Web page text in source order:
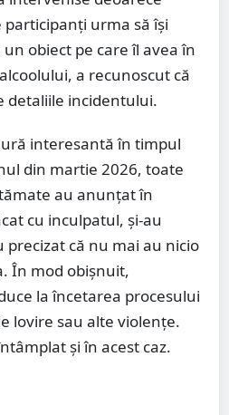
urma să își
obiect pe care îl avea în
a recunoscut că
detaliile incidentului.
interesantă în timpul
din martie 2026, toate
au anunțat în
cu inculpatul, și-au
precizat că nu mai au nicio
În mod obișnuit,
la încetarea procesului
lovire sau alte violențe.
și în acest caz.